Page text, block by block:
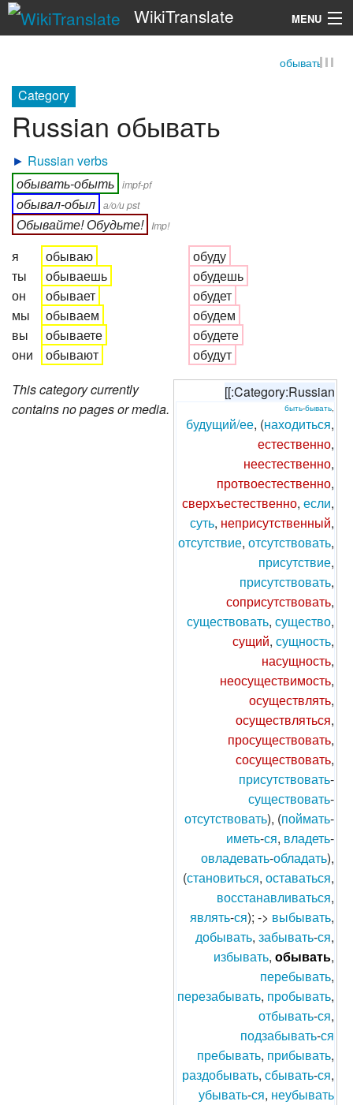
WikiTranslate MENU
обывать
Category
Russian обывать
► Russian verbs
обывать-обыть impf-pf
обывал-обыл а/о/и pst
Обывайте! Обудьте! Imp!
я
ты
он
мы
вы
они
обываю
обываешь
обывает
обываем
обываете
обывают
обуду
обудешь
обудет
обудем
обудете
обудут
[[:Category:Russian
быть-бывать,
будущий/ее, (находиться,
естественно,
неестественно,
протвоестественно,
сверхъестественно, если,
суть, неприсутственный,
отсутствие, отсутствовать,
присутствие,
присутствовать,
соприсутствовать,
существовать, существо,
сущий, сущность,
насущность,
неосуществимость,
осуществлять,
осуществляться,
просуществовать,
сосуществовать,
присутствовать-
существовать-
отсутствовать), (поймать-
иметь-ся, владеть-
овладевать-обладать),
(становиться, оставаться,
восстанавливаться,
являть-ся); -> выбывать,
добывать, забывать-ся,
избывать, обывать,
перебывать,
перезабывать, пробывать,
отбывать-ся,
подзабывать-ся
пребывать, прибывать,
раздобывать, сбывать-ся,
убывать-ся, неубывать
This category currently
contains no pages or media.